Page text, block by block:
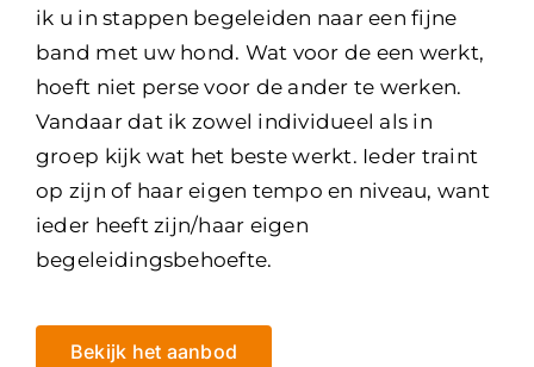
ik u in stappen begeleiden naar een fijne
band met uw hond. Wat voor de een werkt,
hoeft niet perse voor de ander te werken.
Vandaar dat ik zowel individueel als in
groep kijk wat het beste werkt. Ieder traint
op zijn of haar eigen tempo en niveau, want
ieder heeft zijn/haar eigen
begeleidingsbehoefte.
Bekijk het aanbod